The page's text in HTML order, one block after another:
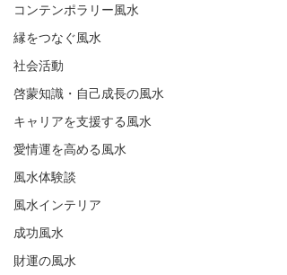
コンテンポラリー風水
縁をつなぐ風水
社会活動
啓蒙知識・自己成長の風水
キャリアを支援する風水
愛情運を高める風水
風水体験談
風水インテリア
成功風水
財運の風水